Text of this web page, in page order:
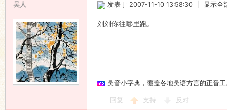
吴人 发表于 2007-11-10 13:58:30 显示全
刘刘你往哪里跑。
吴音小字典，覆盖各地吴语方言的正音
回复 支持 反对